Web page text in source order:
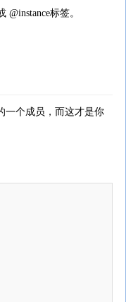
标签。
一个成员，而这才是你